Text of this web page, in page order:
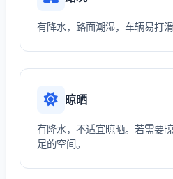
有降水，路面潮湿，车辆易打
晾晒
有降水，不适宜晾晒。若需要
足的空间。